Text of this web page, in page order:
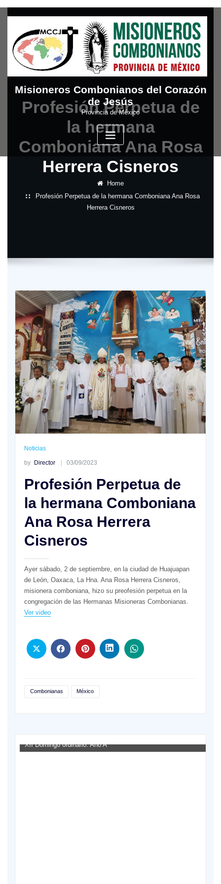
content
Misioneros Combonianos del Corazón
de Jesús
Provincia de México
Profesión Perpetua de
la hermana
Comboniana Ana Rosa
Herrera Cisneros
Home
Profesión Perpetua de la hermana Comboniana Ana Rosa
Herrera Cisneros
Noticias
by Director 03/09/2023
Profesión Perpetua de
la hermana Comboniana
Ana Rosa Herrera
Cisneros
Ayer sábado, 2 de septiembre, en la ciudad de Huajuapan
de León, Oaxaca, La Hna. Ana Rosa Herrera Cisneros,
misionera comboniana, hizo su preofesión perpetua en la
congregación de las Hermanas Misioneras Combonianas.
Ver video
Combonianas México
XII Domingo ordinario. Año A